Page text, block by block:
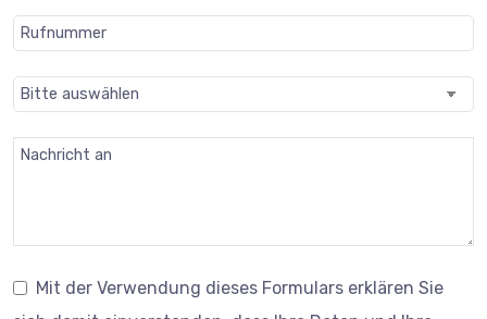
Rufnummer
Nachricht an
Mit der Verwendung dieses Formulars erklären Sie